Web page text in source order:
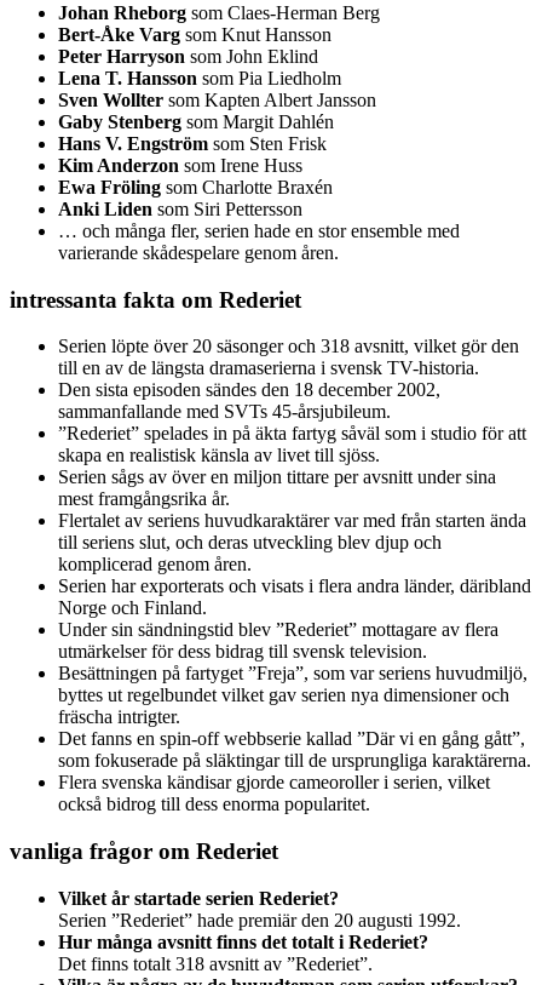
Johan Rheborg som Claes-Herman Berg
Bert-Åke Varg som Knut Hansson
Peter Harryson som John Eklind
Lena T. Hansson som Pia Liedholm
Sven Wollter som Kapten Albert Jansson
Gaby Stenberg som Margit Dahlén
Hans V. Engström som Sten Frisk
Kim Anderzon som Irene Huss
Ewa Fröling som Charlotte Braxén
Anki Liden som Siri Pettersson
… och många fler, serien hade en stor ensemble med
varierande skådespelare genom åren.
intressanta fakta om Rederiet
Serien löpte över 20 säsonger och 318 avsnitt, vilket gör den
till en av de längsta dramaserierna i svensk TV-historia.
Den sista episoden sändes den 18 december 2002,
sammanfallande med SVTs 45-årsjubileum.
”Rederiet” spelades in på äkta fartyg såväl som i studio för att
skapa en realistisk känsla av livet till sjöss.
Serien sågs av över en miljon tittare per avsnitt under sina
mest framgångsrika år.
Flertalet av seriens huvudkaraktärer var med från starten ända
till seriens slut, och deras utveckling blev djup och
komplicerad genom åren.
Serien har exporterats och visats i flera andra länder, däribland
Norge och Finland.
Under sin sändningstid blev ”Rederiet” mottagare av flera
utmärkelser för dess bidrag till svensk television.
Besättningen på fartyget ”Freja”, som var seriens huvudmiljö,
byttes ut regelbundet vilket gav serien nya dimensioner och
fräscha intrigter.
Det fanns en spin-off webbserie kallad ”Där vi en gång gått”,
som fokuserade på släktingar till de ursprungliga karaktärerna.
Flera svenska kändisar gjorde cameoroller i serien, vilket
också bidrog till dess enorma popularitet.
vanliga frågor om Rederiet
Vilket år startade serien Rederiet?
Serien ”Rederiet” hade premiär den 20 augusti 1992.
Hur många avsnitt finns det totalt i Rederiet?
Det finns totalt 318 avsnitt av ”Rederiet”.